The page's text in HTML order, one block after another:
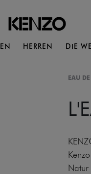
HERREN DIE
EAU